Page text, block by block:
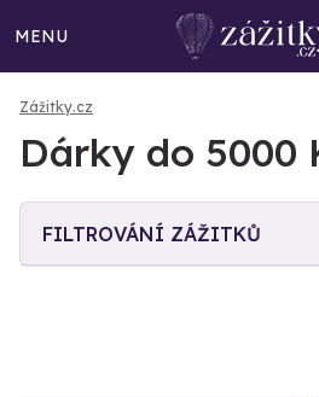
MENU
Zážitky.cz
Dárky do 5000
FILTROVÁNÍ ZÁŽITKŮ